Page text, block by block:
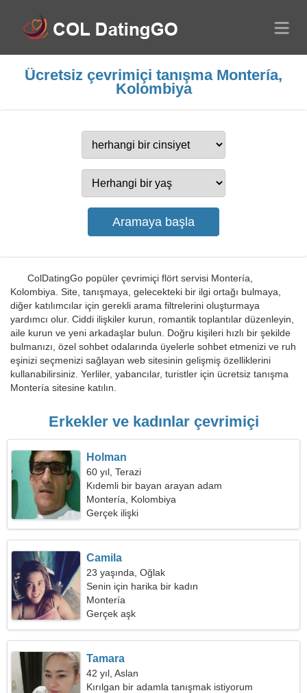
Ücretsiz çevrimiçi tanışma Montería,
Kolombiya
ColDatingGo popüler çevrimiçi flört servisi Montería,
Kolombiya. Site, tanışmaya, gelecekteki bir ilgi ortağı bulmaya,
diğer katılımcılar için gerekli arama filtrelerini oluşturmaya
yardımcı olur. Ciddi ilişkiler kurun, romantik toplantılar düzenleyin,
aile kurun ve yeni arkadaşlar bulun. Doğru kişileri hızlı bir şekilde
bulmanızı, özel sohbet odalarında üyelerle sohbet etmenizi ve ruh
eşinizi seçmenizi sağlayan web sitesinin gelişmiş özelliklerini
kullanabilirsiniz. Yerliler, yabancılar, turistler için ücretsiz tanışma
Montería sitesine katılın.
Erkekler ve kadınlar çevrimiçi
Holman
60 yıl, Terazi
Kıdemli bir bayan arayan adam
Montería, Kolombiya
Gerçek ilişki
Camila
23 yaşında, Oğlak
Senin için harika bir kadın
Montería
Gerçek aşk
Tamara
42 yıl, Aslan
Kırılgan bir adamla tanışmak istiyorum